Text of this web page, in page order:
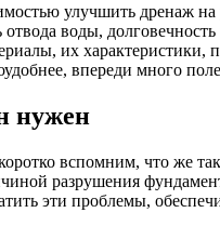
улучшить дренаж
воды,
их характеристики,
впереди много
нужен
вспомним, что же
разрушения
эти проблемы,